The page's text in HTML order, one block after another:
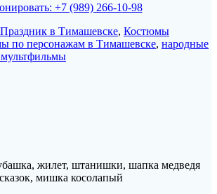
+7 (989) 266-10-98
в Тимашевске, Костюмы
по персонажам в Тимашевске, народные
мультфильмы
жилет, штанишки, шапка медведя
мишка косолапый